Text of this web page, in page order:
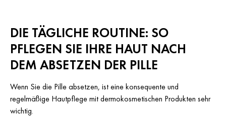
DIE TÄGLICHE ROUTINE: SO
PFLEGEN SIE IHRE HAUT NACH
DEM ABSETZEN DER PILLE
Wenn Sie die Pille absetzen, ist eine konsequente und
regelmäßige Hautpflege mit dermokosmetischen Produkten sehr
wichtig.